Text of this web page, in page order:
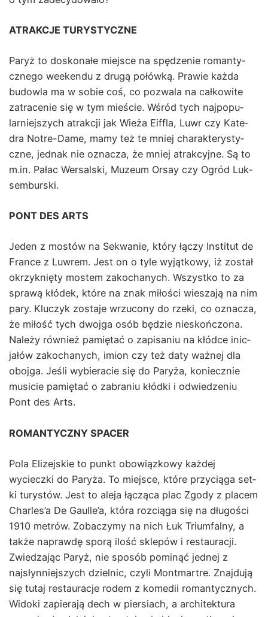
ATRAKCJE TURYSTYCZNE
Paryż to doskon­ałe miejsce na spędze­nie roman­ty­
cznego week­endu z drugą połówką. Praw­ie każ­da
budowla ma w sobie coś, co pozwala na całkowite
zatrace­nie się w tym mieś­cie. Wśród tych najpop­u­
larniejszych atrakcji jak Wieża Eif­fla, Luwr czy Kat­e­
dra Notre-Dame, mamy też te mniej charak­terysty­
czne, jed­nak nie oznacza, że mniej atrak­cyjne. Są to
m.in. Pałac Wer­sal­s­ki, Muzeum Orsay czy Ogród Luk­
sem­burs­ki.
PONT DES ARTS
Jeden z mostów na Sek­wanie, który łączy Insti­tut de
France z Luwrem. Jest on o tyle wyjątkowy, iż został
okrzyknię­ty mostem zakochanych. Wszys­tko to za
sprawą kłódek, które na znak miłoś­ci wiesza­ją na nim
pary. Kluczyk zosta­je wrzu­cony do rze­ki, co oznacza,
że miłość tych dwo­j­ga osób będzie nieskońc­zona.
Należy również pamię­tać o zapisa­niu na kłód­ce inic­
jałów zakochanych, imion czy też daty ważnej dla
obo­j­ga. Jeśli wybiera­cie się do Paryża, koniecznie
musi­cie pamię­tać o zabra­niu kłód­ki i odwiedze­niu
Pont des Arts.
ROMANTYCZNY SPACER
Pola Elize­jskie to punkt obow­iązkowy każdej
wyciecz­ki do Paryża. To miejsce, które przy­cią­ga set­
ki turys­tów. Jest to ale­ja łączą­ca plac Zgody z placem
Charles’a De Gaulle’a, która roz­cią­ga się na dłu­goś­ci
1910 metrów. Zobaczymy na nich Łuk Tri­um­fal­ny, a
także naprawdę sporą ilość sklepów i restau­racji.
Zwiedza­jąc Paryż, nie sposób pom­inąć jed­nej z
najsłyn­niejszych dziel­nic, czyli Mont­martre. Zna­j­du­ją
się tutaj restau­rac­je rodem z komedii roman­ty­cznych.
Wido­ki zapier­a­ją dech w pier­si­ach, a architek­tu­ra